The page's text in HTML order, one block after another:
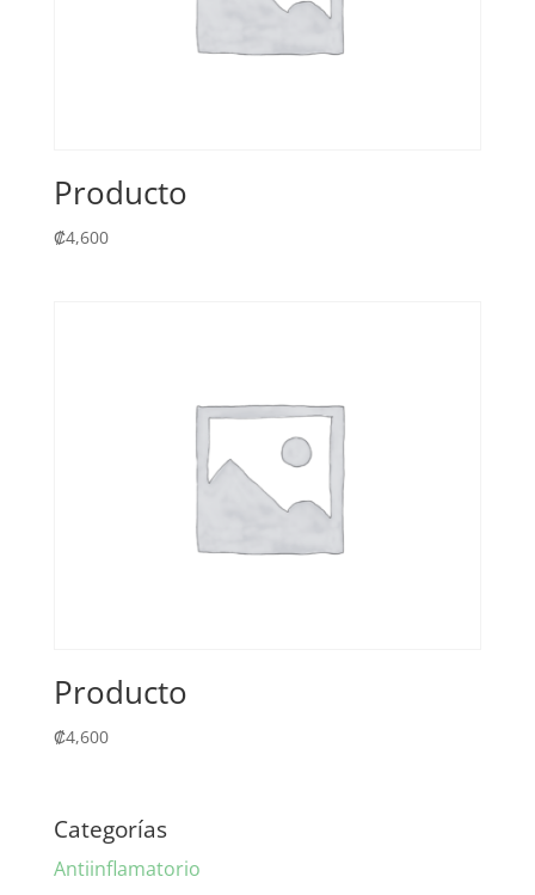
Producto
₡4,600
Producto
₡4,600
Categorías
Antiinflamatorio